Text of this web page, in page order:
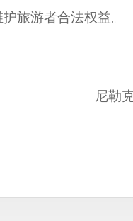
旅游者合法权益。
尼勒